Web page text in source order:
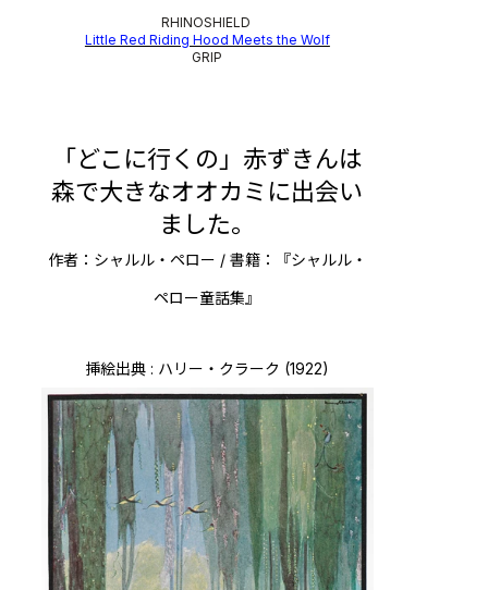
RHINOSHIELD
Little Red Riding Hood Meets the Wolf
GRIP
「どこに行くの」赤ずきんは
森で大きなオオカミに出会い
ました。
作者：シャルル・ペロー / 書籍：『シャルル・
ペロー童話集』
挿絵出典 : ハリー・クラーク (1922)